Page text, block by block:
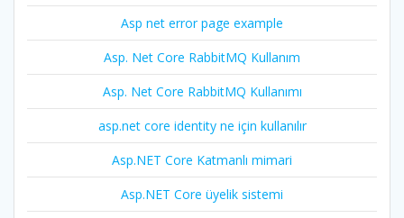
Asp net error page example
Asp. Net Core RabbitMQ Kullanım
Asp. Net Core RabbitMQ Kullanımı
asp.net core identity ne için kullanılır
Asp.NET Core Katmanlı mimari
Asp.NET Core üyelik sistemi